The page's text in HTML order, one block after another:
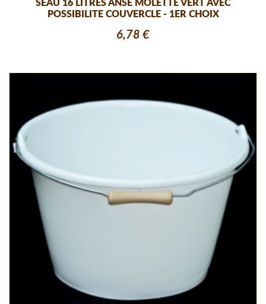
SEAU 16 LITRES ANSE MOLETTE VERT AVEC
POSSIBILITE COUVERCLE - 1ER CHOIX
6,78 €